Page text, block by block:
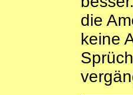
die
keine